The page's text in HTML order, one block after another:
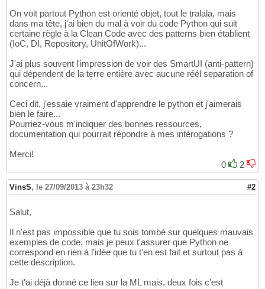
On voit partout Python est orienté objet, tout le tralala, mais
dans ma tête, j'ai bien du mal à voir du code Python qui suit
certaine règle à la Clean Code avec des patterns bien établient
(IoC, DI, Repository, UnitOfWork)...
J'ai plus souvent l'impression de voir des SmartUI (anti-pattern)
qui dépendent de la terre entière avec aucune réél separation of
concern...
Ceci dit, j'essaie vraiment d'apprendre le python et j'aimerais
bien le faire...
Pourriez-vous m'indiquer des bonnes ressources,
documentation qui pourrait répondre à mes intérogations ?
Merci!
0
2
VinsS, le 27/09/2013 à 23h32 #2
Salut,
Il n'est pas impossible que tu sois tombé sur quelques mauvais
exemples de code, mais je peux t'assurer que Python ne
correspond en rien à l'idée que tu t'en est fait et surtout pas à
cette description.
Je t'ai déjà donné ce lien sur la ML mais, deux fois c'est